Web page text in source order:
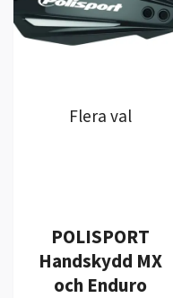
Flera val
POLISPORT
Handskydd MX
och Enduro